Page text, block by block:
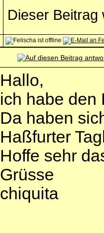
Dieser
Hallo,
ich habe den
Da haben
Haßfurter
Hoffe sehr
Grüsse
chiquita